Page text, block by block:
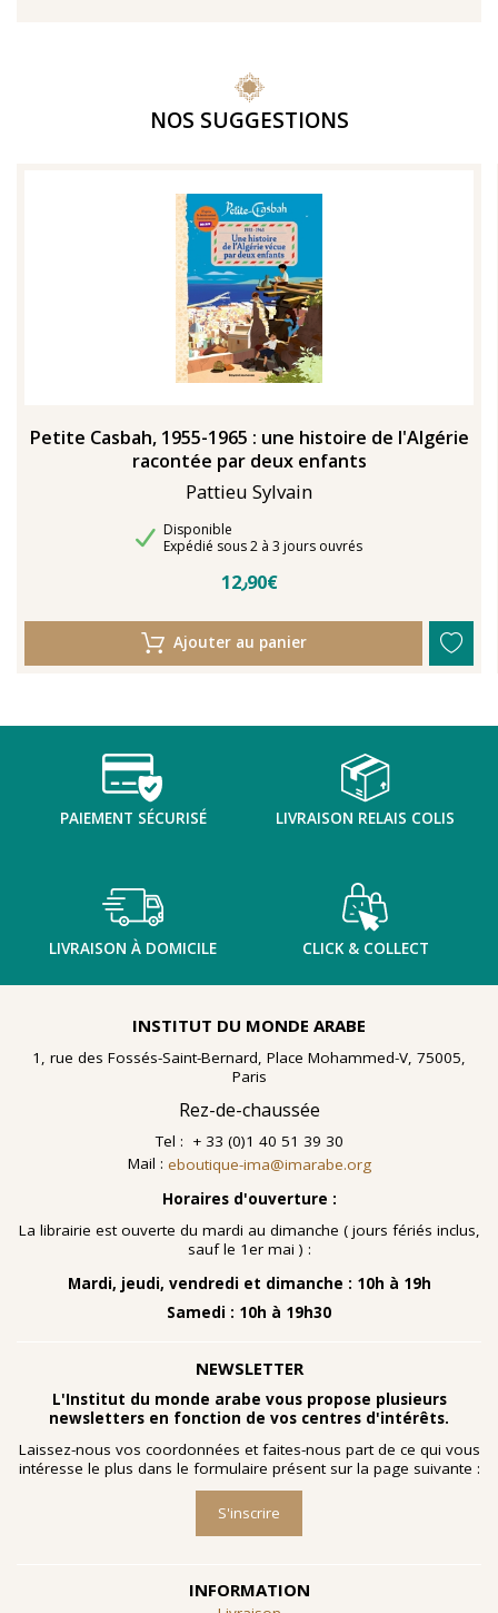
NOS SUGGESTIONS
Petite Casbah, 1955-1965 : une histoire de l'Algérie
racontée par deux enfants
Pattieu Sylvain
Disponibilité
Disponible
Délais de livraison
Expédié sous 2 à 3 jours ouvrés
12٫90€
Ajouter au panier
PAIEMENT SÉCURISÉ LIVRAISON RELAIS COLIS
LIVRAISON À DOMICILE CLICK & COLLECT
INSTITUT DU MONDE ARABE
1, rue des Fossés-Saint-Bernard, Place Mohammed-V, 75005,
Paris
Rez-de-chaussée
Tel : + 33 (0)1 40 51 39 30
Mail : eboutique-ima@imarabe.org
Horaires d'ouverture :
La librairie est ouverte du mardi au dimanche ( jours fériés inclus,
sauf le 1er mai ) :
Mardi, jeudi, vendredi et dimanche : 10h à 19h
Samedi : 10h à 19h30
NEWSLETTER
L'Institut du monde arabe vous propose plusieurs
newsletters en fonction de vos centres d'intérêts.
Laissez-nous vos coordonnées et faites-nous part de ce qui vous
intéresse le plus dans le formulaire présent sur la page suivante :
S'inscrire
INFORMATION